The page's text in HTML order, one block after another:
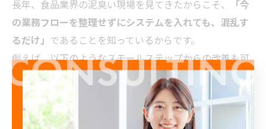
長年、食品業界の泥臭い現場を見てきたからこそ、
「今
の業務フローを整理せずにシステムを入れても、混乱す
るだけ」 であることを知っているからです。
例えば、以下のようなスモールステップからの改善も可
能です。
Excel VBAの活用：
基幹システムへの入力データを自
動整形し、入力時間を短縮して電話に出る余裕を作